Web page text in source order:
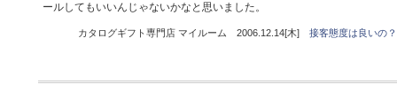
ールしてもいいんじゃないかなと思いました。
カタログギフト専門店 マイルーム 2006.12.14[木] 接客態度は良いの？